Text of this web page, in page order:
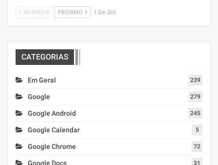
ANTERIOR PRÓXIMO 1 De 206
CATEGORIAS
Em Geral 239
Google 279
Google Android 245
Google Calendar 5
Google Chrome 72
Google Docs 31